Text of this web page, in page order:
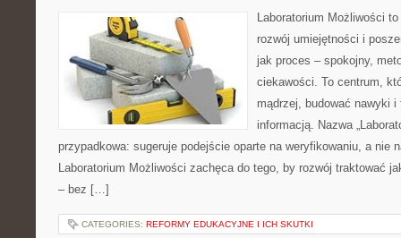
Laboratorium Możliwości
rozwój umiejętności i
jak proces – spokojny,
ciekawości. To centrum,
mądrzej, budować nawyki
informacją. Nazwa
przypadkowa: sugeruje podejście oparte na weryfikowaniu, a nie
Laboratorium Możliwości zachęca do tego, by rozwój traktować
– bez […]
CATEGORIES: REFORMY EDUKACYJNE I ICH SKUTKI